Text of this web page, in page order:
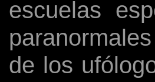
escuelas
de los